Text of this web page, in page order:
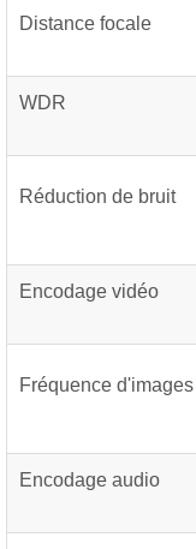
Distance focale
WDR
Réduction de bruit
Encodage vidéo
Fréquence d'images
Encodage audio